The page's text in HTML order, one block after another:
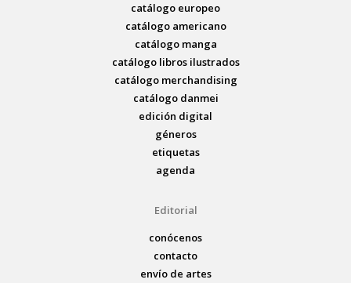
catálogo europeo
catálogo americano
catálogo manga
catálogo libros ilustrados
catálogo merchandising
catálogo danmei
edición digital
géneros
etiquetas
agenda
Editorial
conócenos
contacto
envío de artes